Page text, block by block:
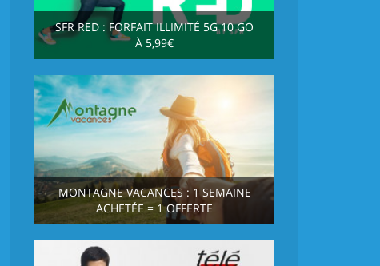
SFR RED : FORFAIT ILLIMITÉ 5G 10 GO
À 5,99€
MONTAGNE VACANCES : 1 SEMAINE
ACHETÉE = 1 OFFERTE